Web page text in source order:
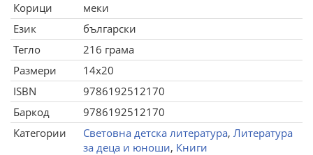
Корици
меки
Език
български
Тегло
216 грама
Размери
14x20
ISBN
9786192512170
Баркод
9786192512170
Категории
Световна детска литература, Литература
за деца и юноши, Книги